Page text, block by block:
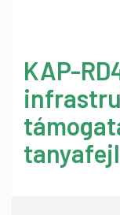
KAP-